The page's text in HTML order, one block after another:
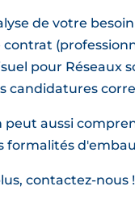
de votre
contrat
pour Réseaux
candidatures
aussi
formalités
contactez-nous !